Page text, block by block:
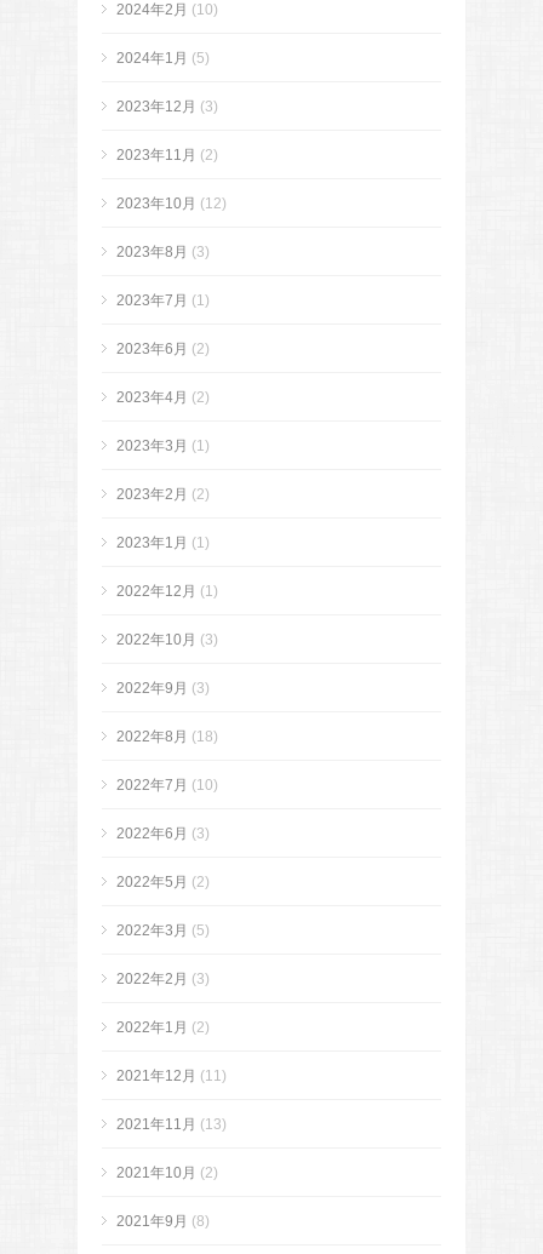
2024年2月 (10)
2024年1月 (5)
2023年12月 (3)
2023年11月 (2)
2023年10月 (12)
2023年8月 (3)
2023年7月 (1)
2023年6月 (2)
2023年4月 (2)
2023年3月 (1)
2023年2月 (2)
2023年1月 (1)
2022年12月 (1)
2022年10月 (3)
2022年9月 (3)
2022年8月 (18)
2022年7月 (10)
2022年6月 (3)
2022年5月 (2)
2022年3月 (5)
2022年2月 (3)
2022年1月 (2)
2021年12月 (11)
2021年11月 (13)
2021年10月 (2)
2021年9月 (8)